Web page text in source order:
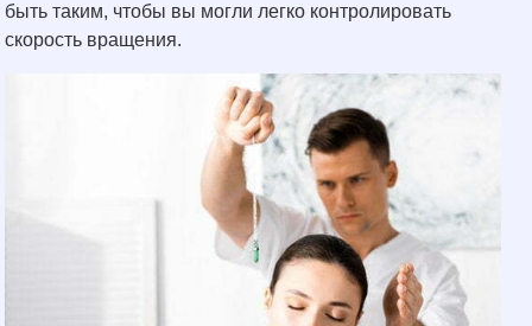
быть таким, чтобы вы могли легко контролировать
скорость вращения.